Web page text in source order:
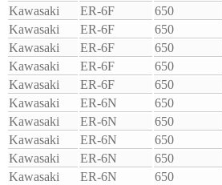
Kawasaki
ER-6F 650
Kawasaki
ER-6F 650
Kawasaki
ER-6F 650
Kawasaki
ER-6F 650
Kawasaki
ER-6F 650
Kawasaki
ER-6N 650
Kawasaki
ER-6N 650
Kawasaki
ER-6N 650
Kawasaki
ER-6N 650
Kawasaki
ER-6N 650